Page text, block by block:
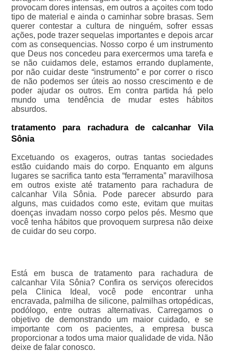
provocam dores intensas, em outros a açoites com todo
tipo de material e ainda o caminhar sobre brasas. Sem
querer contestar a cultura de ninguém, sofrer essas
ações, pode trazer sequelas importantes e depois arcar
com as consequencias. Nosso corpo é um instrumento
que Deus nos concedeu para exercermos uma tarefa e
se não cuidamos dele, estamos errando duplamente,
por não cuidar deste “instrumento” e por correr o risco
de não podemos ser úteis ao nosso crescimento e de
poder ajudar os outros. Em contra partida há pelo
mundo uma tendência de mudar estes hábitos
absurdos.
tratamento para rachadura de calcanhar Vila
Sônia
Excetuando os exageros, outras tantas sociedades
estão cuidando mais do corpo. Enquanto em alguns
lugares se sacrifica tanto esta “ferramenta” maravilhosa
em outros existe até tratamento para rachadura de
calcanhar Vila Sônia. Pode parecer absurdo para
alguns, mas cuidados como este, evitam que muitas
doenças invadam nosso corpo pelos pés. Mesmo que
você tenha hábitos que provoquem surpresa não deixe
de cuidar do seu corpo.
Está em busca de tratamento para rachadura de
calcanhar Vila Sônia? Confira os serviços oferecidos
pela Clinica Ideal, você pode encontrar unha
encravada, palmilha de silicone, palmilhas ortopédicas,
podólogo, entre outras alternativas. Carregamos o
objetivo de demonstrando um maior cuidado, e se
importante com os pacientes, a empresa busca
proporcionar a todos uma maior qualidade de vida. Não
deixe de falar conosco.